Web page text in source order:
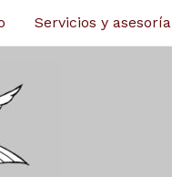
Servicios y asesoría